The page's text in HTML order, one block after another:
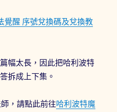
覺醒 序號兌換碼及兌換教
幅太長，因此把哈利波特
拆成上下集。
，請點此前往哈利波特魔